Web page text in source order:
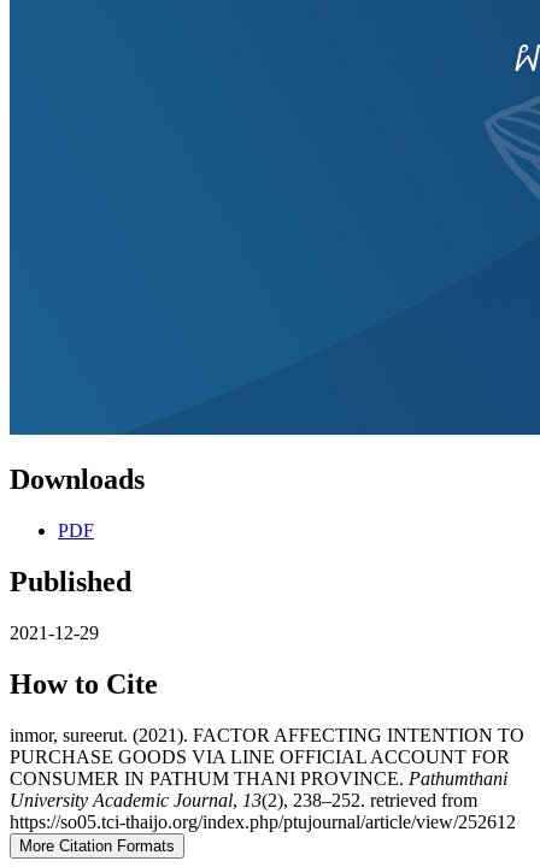
Downloads
PDF
Published
2021-12-29
How to Cite
inmor, sureerut. (2021). FACTOR AFFECTING INTENTION TO
PURCHASE GOODS VIA LINE OFFICIAL ACCOUNT FOR
CONSUMER IN PATHUM THANI PROVINCE. Pathumthani
University Academic Journal, 13(2), 238–252. retrieved from
https://so05.tci-thaijo.org/index.php/ptujournal/article/view/252612
More Citation Formats